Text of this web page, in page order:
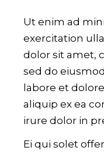
Ut enim ad
exercitation
dolor sit amet,
sed do
labore et
aliquip ex ea
irure dolor in
Ei qui solet